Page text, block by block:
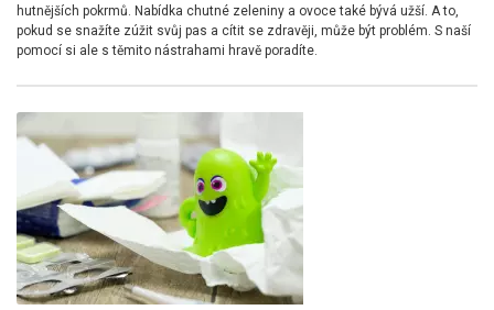
hutnějších pokrmů. Nabídka chutné zeleniny a ovoce také bývá užší. A to,
pokud se snažíte zúžit svůj pas a cítit se zdravěji, může být problém. S naší
pomocí si ale s těmito nástrahami hravě poradíte.